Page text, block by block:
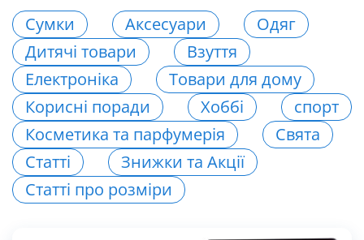
Сумки Аксесуари
Одяг
Дитячі товари
Взуття
Електроніка
Товари для дому
Корисні поради
Хоббі
спорт
Косметика та парфумерія
Свята
Статті
Знижки та Акції
Статті про розміри